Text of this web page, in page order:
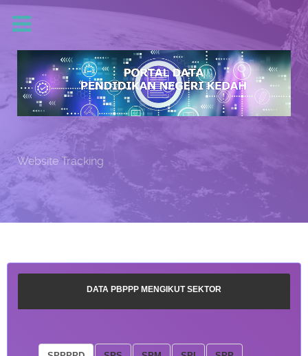
Website Tracking
DATA PBPPP MENGIKUT SEKTOR